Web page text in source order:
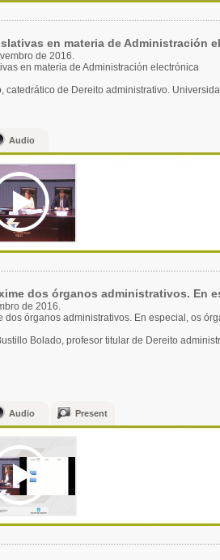
en materia de Administración
de 2016.
en materia de Administración electrónica
catedrático de Dereito administrativo.
Audio
dos órganos administrativos. En
de 2016.
dos órganos administrativos. En especial, os
Bolado, profesor titular de Dereito
Audio Present